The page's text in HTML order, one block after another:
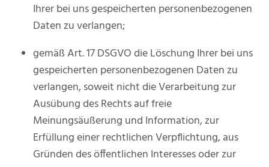
Ihrer bei uns gespeicherten personenbezogenen
Daten zu verlangen;
gemäß Art. 17 DSGVO die Löschung Ihrer bei uns
gespeicherten personenbezogenen Daten zu
verlangen, soweit nicht die Verarbeitung zur
Ausübung des Rechts auf freie
Meinungsäußerung und Information, zur
Erfüllung einer rechtlichen Verpflichtung, aus
Gründen des öffentlichen Interesses oder zur